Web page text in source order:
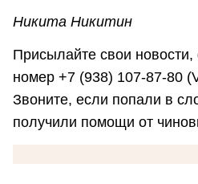
Никита Никитин
Присылайте свои
номер +7 (938) 107-87-80
Звоните, если попали в
получили помощи от